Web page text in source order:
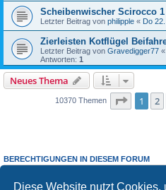
Diese Website nutzt Cookies,
Scheibenwischer Scirocco
Letzter Beitrag von philipple « Do
Zierleisten Kotflügel
Letzter Beitrag von Gravedigger77 «
Antworten: 1
Neues Thema
10370 Themen Seite 1
1 2
BERECHTIGUNGEN IN DIESEM FORUM
Du darfst
keine Antworten zu Themen in